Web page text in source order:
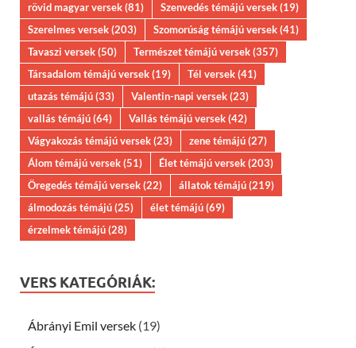
rövid magyar versek(81) Szenvedés témájú versek(19)
Szerelmes versek(203) Szomorúság témájú versek(41)
Tavaszi versek(50) Természet témájú versek(357)
Társadalom témájú versek(19) Tél versek(41)
utazás témájú(33) Valentin-napi versek(23)
vallás témájú(64) Vallás témájú versek(42)
Vágyakozás témájú versek(23) zene témájú(27)
Álom témájú versek(51) Élet témájú versek(203)
Öregedés témájú versek(22) állatok témájú(219)
álmodozás témájú(25) élet témájú(69)
érzelmek témájú(28)
VERS KATEGÓRIÁK:
Ábrányi Emil versek (19)